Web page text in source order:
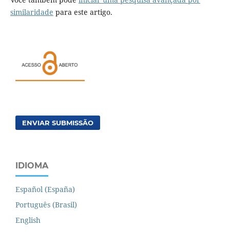
similaridade para este artigo.
ENVIAR SUBMISSÃO
IDIOMA
Español (España)
Português (Brasil)
English